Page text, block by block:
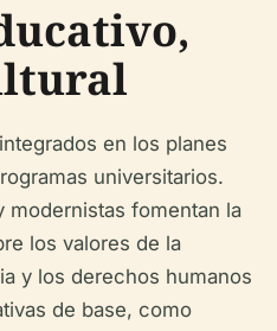
en los planes
universitarios.
modernistas fomentan la
los valores de la
y los derechos humanos
de base, como